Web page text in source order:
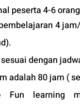
peserta 4-6
4
dengan
adalah 80 jam (
Fun learning